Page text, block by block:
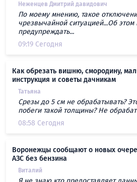
Неженцев Дмитрий давидович
По моему мнению, такое
чрезвычайной ситуацией...Об этом
предупреждать...
09:19 Сегодня
Как обрезать вишню, смородину,
инструкция и советы дачникам
Татьяна
Срезы до 5 см не обрабатывать?
побеги такой толщины? Не
08:58 Сегодня
Воронежцы сообщают о новых
АЗС без бензина
Виталий